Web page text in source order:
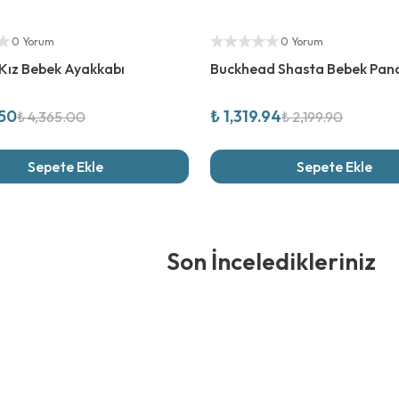
0 Yorum
Bebek Ayakkabı
₺ 4,365.00
Sepete Ekle
Yetkili Satıcı
0 Yorum
Buckhead Shasta Bebek
₺ 1,319.94₺ 2,199.90
Sepete Ekle